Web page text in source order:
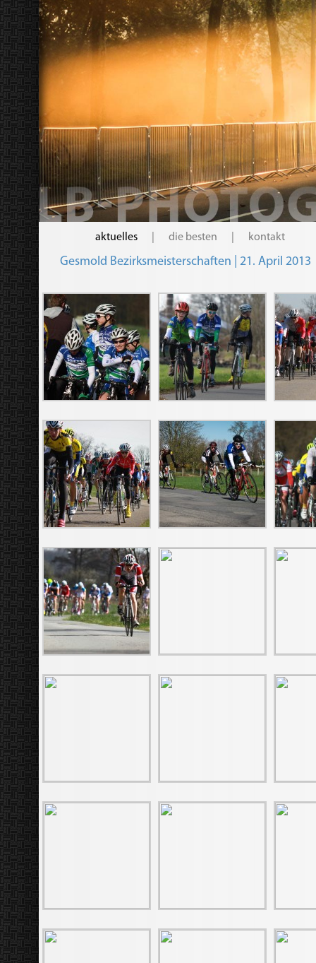
aktuelles die besten kontakt
Gesmold Bezirksmeisterschaften | 21. April 2013